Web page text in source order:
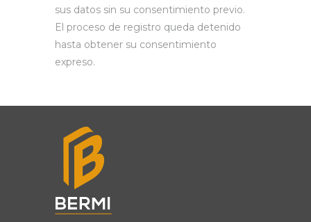
sus datos sin su consentimiento previo.
El proceso de registro queda detenido
hasta obtener su consentimiento
expreso.